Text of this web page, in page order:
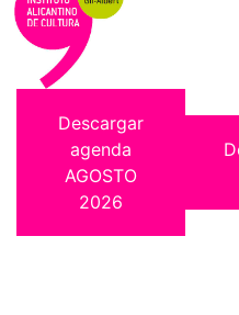
Descargar
agenda
AGOSTO
2026